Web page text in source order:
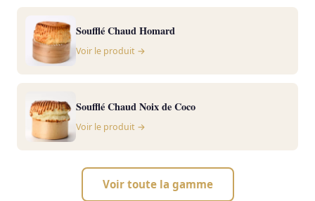
Soufflé Chaud Homard
Voir le produit →
Soufflé Chaud Noix de Coco
Voir le produit →
Voir toute la gamme